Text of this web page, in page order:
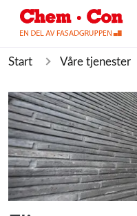
Start Våre tjenester